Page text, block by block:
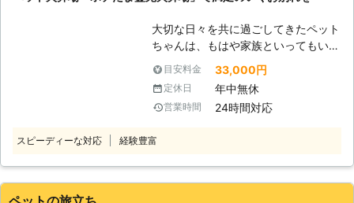
国に数多くの加盟店が提携しています
ので、北海道から沖縄まで日本全国ど
こでも対応します。 【お客様満足度
99％以上！】 ペット火葬のプロがお
客様の心情を理解し、常に真摯な対応
でお客様第一のサポートを心掛けてお
で心を配らせたお見送りを提供いたし
大切な日々を共に過ごしてきたペット
ちゃんは、もはや家族といってもいい
ほどのかけがえのない存在です。そん
な大切な存在だからこそ、最期のお別
れを大切におこなってあげたいですよ
ね。 ポチたま霊苑火葬場はペット火
ットちゃんとの最期のお別れを、特別
目安料金 33,000円
定休日 年中無休
営業時間 24時間対応
スピーディーな対応 経験豊富